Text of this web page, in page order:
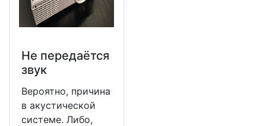
Не передаётся
звук
Вероятно, причина
в акустической
системе. Либо,